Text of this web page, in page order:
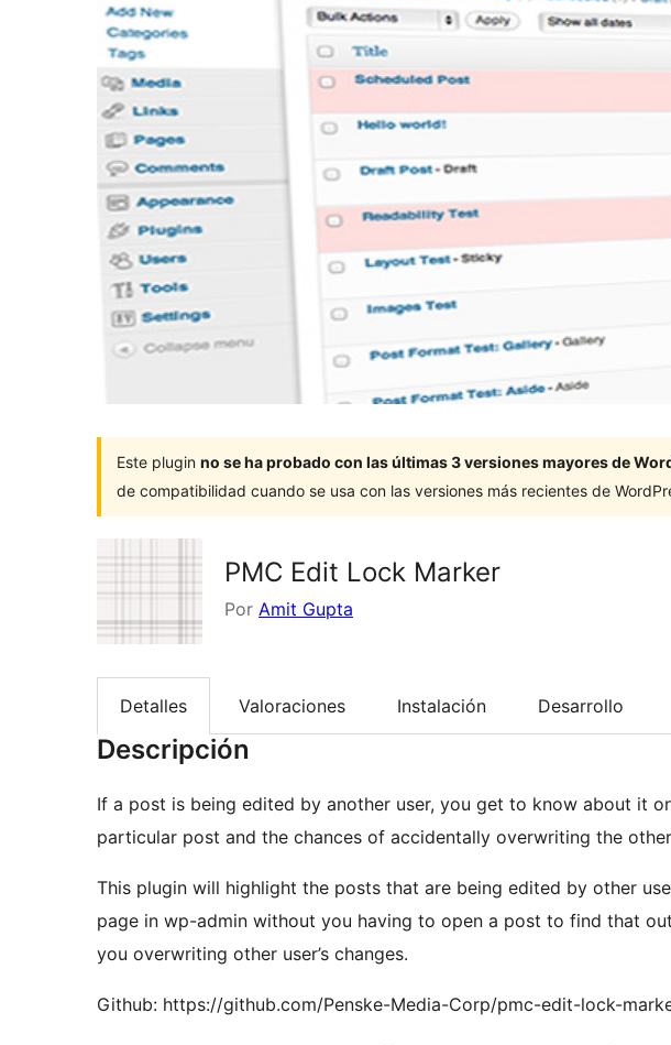
Este plugin no se ha probado con las últimas 3 versiones mayores de
de compatibilidad cuando se usa con las versiones más recientes de
PMC Edit Lock Marker
Por Amit Gupta
Detalles Valoraciones Instalación Desarrollo
Descripción
If a post is being edited by another user, you get to know about it
particular post and the chances of accidentally overwriting the other
This plugin will highlight the posts that are being edited by other
page in wp-admin without you having to open a post to find that
you overwriting other user’s changes.
Github: https://github.com/Penske-Media-Corp/pmc-edit-lock-